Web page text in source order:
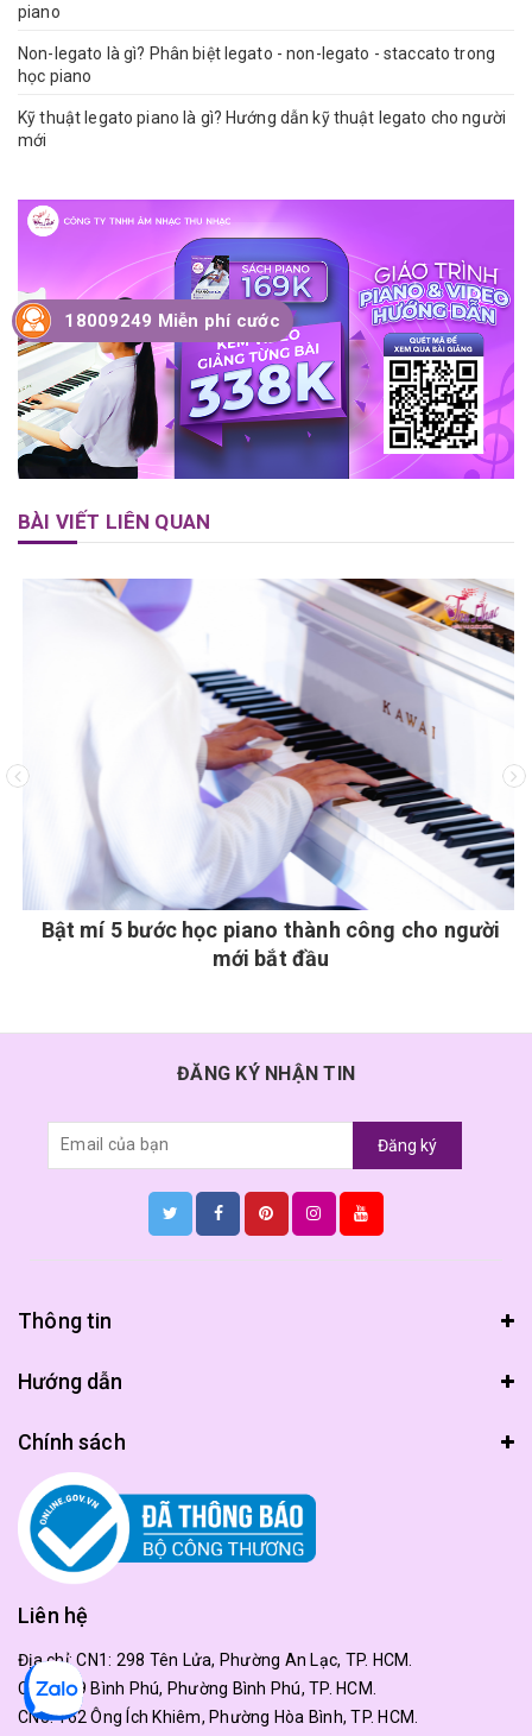
piano
Non-legato là gì? Phân biệt legato - non-legato - staccato trong
học piano
Kỹ thuật legato piano là gì? Hướng dẫn kỹ thuật legato cho người
mới
BÀI VIẾT LIÊN QUAN
Bật mí 5 bước học piano thành công cho người
mới bắt đầu
ĐĂNG KÝ NHẬN TIN
Đăng ký
Thông tin
Hướng dẫn
Chính sách
Liên hệ
Địa chỉ:CN1: 298 Tên Lửa, Phường An Lạc, TP. HCM.
CN2: 179 Bình Phú, Phường Bình Phú, TP. HCM.
CN3: 162 Ông Ích Khiêm, Phường Hòa Bình, TP. HCM.
18009249 Miễn phí cước